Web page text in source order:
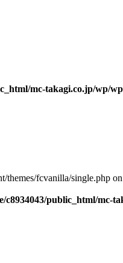
mc-takagi.co.jp/wp/
themes/fcvanilla/single.php
c8934043/public_html/mc-